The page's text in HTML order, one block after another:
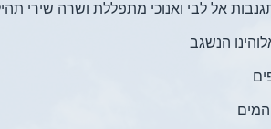
אל לבי ואנוכי מתפללת ושרה שירי
הנשגב
המים